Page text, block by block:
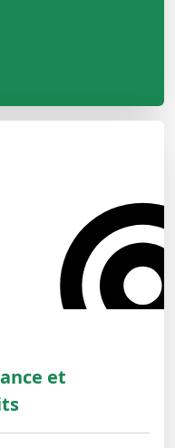
et